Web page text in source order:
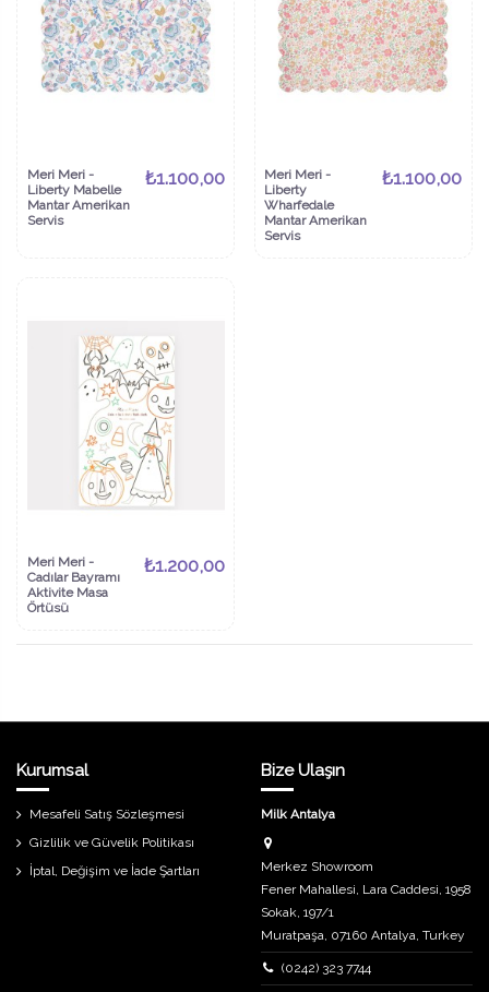
Meri Meri -
Liberty Mabelle
Mantar Amerikan
Servis
₺1.100,00
Meri Meri -
Liberty
Wharfedale
Mantar Amerikan
Servis
₺1.100,00
Meri Meri -
Cadılar Bayramı
Aktivite Masa
Örtüsü
₺1.200,00
Kurumsal
Mesafeli Satış Sözleşmesi
Gizlilik ve Güvelik Politikası
İptal, Değişim ve İade Şartları
Bize Ulaşın
Milk Antalya
Merkez Showroom
Fener Mahallesi, Lara Caddesi, 1958
Sokak, 197/1
Muratpaşa, 07160 Antalya, Turkey
(0242) 323 7744